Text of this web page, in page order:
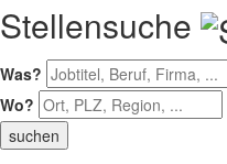
Stellensuche
Was?
Wo?